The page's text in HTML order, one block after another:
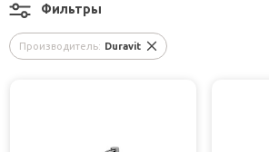
Производитель: Duravit
Фильтры